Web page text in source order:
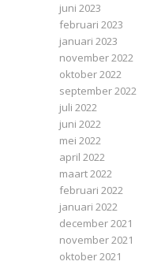
juni 2023
februari 2023
januari 2023
november 2022
oktober 2022
september 2022
juli 2022
juni 2022
mei 2022
april 2022
maart 2022
februari 2022
januari 2022
december 2021
november 2021
oktober 2021